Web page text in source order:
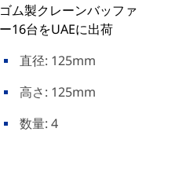
ゴム製クレーンバッファ
ー16台をUAEに出荷
直径: 125mm
高さ: 125mm
数量: 4